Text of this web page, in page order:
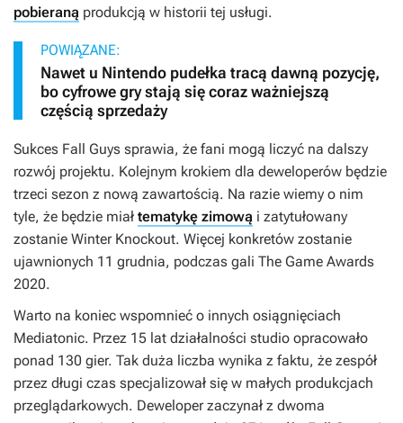
pobieraną produkcją w historii tej usługi.
POWIĄZANE:
Nawet u Nintendo pudełka tracą dawną pozycję,
bo cyfrowe gry stają się coraz ważniejszą
częścią sprzedaży
Sukces Fall Guys sprawia, że fani mogą liczyć na dalszy
rozwój projektu. Kolejnym krokiem dla deweloperów będzie
trzeci sezon z nową zawartością. Na razie wiemy o nim
tyle, że będzie miał tematykę zimową i zatytułowany
zostanie Winter Knockout. Więcej konkretów zostanie
ujawnionych 11 grudnia, podczas gali The Game Awards
2020.
Warto na koniec wspomnieć o innych osiągnięciach
Mediatonic. Przez 15 lat działalności studio opracowało
ponad 130 gier. Tak duża liczba wynika z faktu, że zespół
przez długi czas specjalizował się w małych produkcjach
przeglądarkowych. Deweloper zaczynał z dwoma